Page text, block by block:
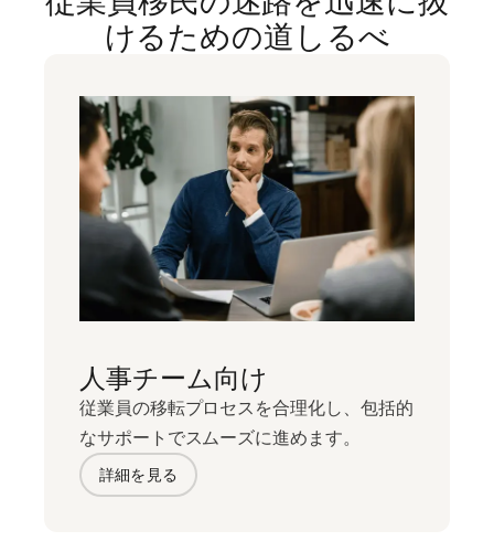
けるための道しるべ
人事チーム向け
従業員の移転プロセスを合理化し、包括的
なサポートでスムーズに進めます。
詳細を見る